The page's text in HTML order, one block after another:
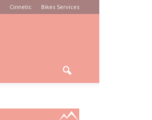
Cinnetic Bikes Services